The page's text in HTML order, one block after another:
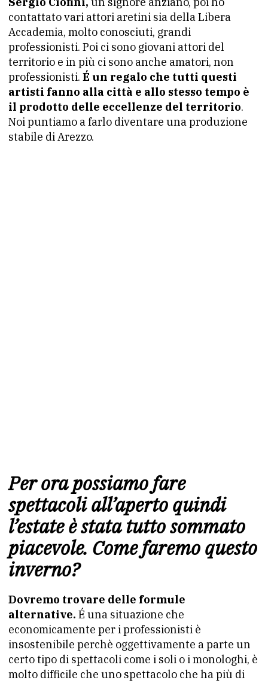
contattato vari attori aretini sia della Libera
Accademia, molto conosciuti, grandi
professionisti. Poi ci sono giovani attori del
territorio e in più ci sono anche amatori, non
professionisti. É un regalo che tutti questi
artisti fanno alla città e allo stesso tempo è
il prodotto delle eccellenze del territorio.
Noi puntiamo a farlo diventare una produzione
stabile di Arezzo.
Per ora possiamo fare
spettacoli all’aperto quindi
l’estate è stata tutto sommato
piacevole. Come faremo questo
inverno?
Dovremo trovare delle formule
alternative. É una situazione che
economicamente per i professionisti è
insostenibile perchè oggettivamente a parte un
certo tipo di spettacoli come i soli o i monologhi, è
molto difficile che uno spettacolo che ha più di